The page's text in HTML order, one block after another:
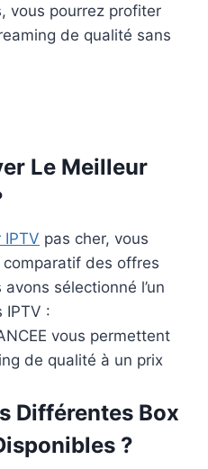
vous pourrez profiter
de qualité sans
Le Meilleur
IPTV pas cher, vous
des offres
sélectionné l’un
IPTV :
vous permettent
de qualité à un prix
Différentes Box
?